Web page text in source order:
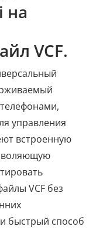
на
VCF.
управления
встроенную
VCF без
быстрый способ